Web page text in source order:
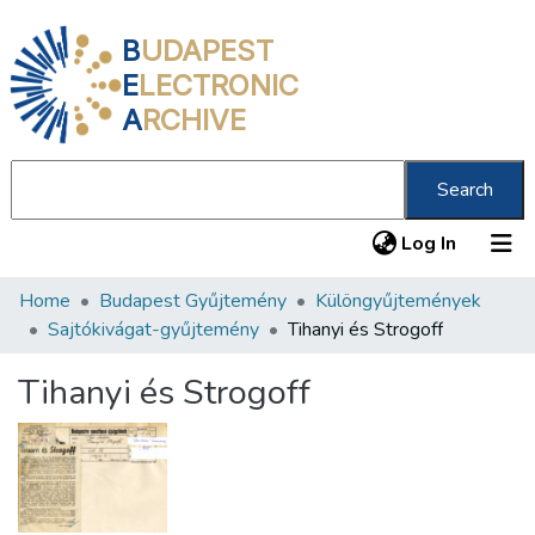
BUDAPEST
ELECTRONIC
ARCHIVE
Search
Log In (current)
Communities & Collections
Statistics
About us
Home Budapest Gyűjtemény
Különgyűjtemények
Sajtókivágat-gyűjtemény
Tihanyi és Strogoff
Tihanyi és Strogoff